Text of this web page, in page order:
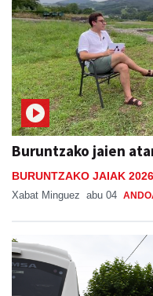
Buruntzako jaien
BURUNTZAKO JAIAK 2026
Xabat Minguez abu 04